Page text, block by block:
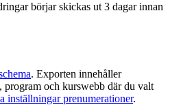
börjar skickas ut 3 dagar innan
. Exporten innehåller
program och kurswebb där du valt
inställningar prenumerationer.